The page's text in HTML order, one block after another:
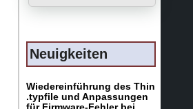
Neuigkeiten
Wiedereinführung des Thin
.typfile und Anpassungen